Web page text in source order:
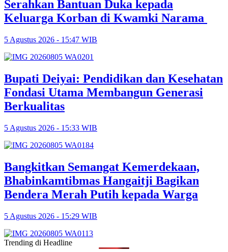
Serahkan Bantuan Duka kepada
Keluarga Korban di Kwamki Narama
5 Agustus 2026 - 15:47 WIB
Bupati Deiyai: Pendidikan dan Kesehatan
Fondasi Utama Membangun Generasi
Berkualitas
5 Agustus 2026 - 15:33 WIB
Bangkitkan Semangat Kemerdekaan,
Bhabinkamtibmas Hangaitji Bagikan
Bendera Merah Putih kepada Warga
5 Agustus 2026 - 15:29 WIB
Trending di Headline